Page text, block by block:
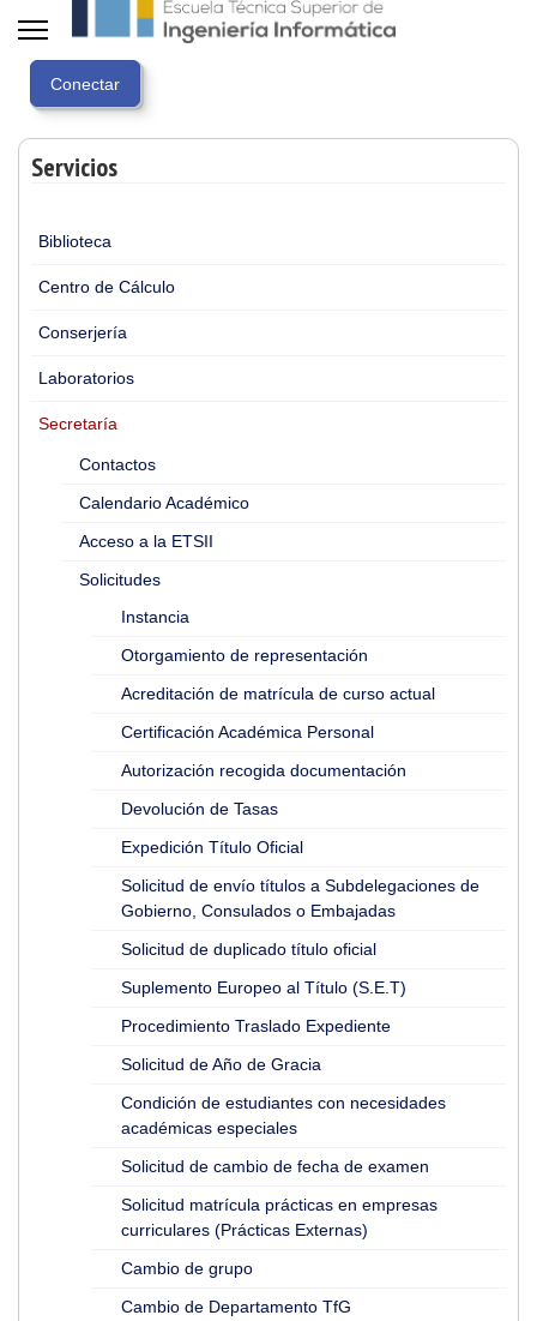
Servicios
Biblioteca
Centro de Cálculo
Conserjería
Laboratorios
Secretaría
Contactos
Calendario Académico
Acceso a la ETSII
Solicitudes
Instancia
Otorgamiento de representación
Acreditación de matrícula de curso actual
Certificación Académica Personal
Autorización recogida documentación
Devolución de Tasas
Expedición Título Oficial
Solicitud de envío títulos a Subdelegaciones de
Gobierno, Consulados o Embajadas
Solicitud de duplicado título oficial
Suplemento Europeo al Título (S.E.T)
Procedimiento Traslado Expediente
Solicitud de Año de Gracia
Condición de estudiantes con necesidades
académicas especiales
Solicitud de cambio de fecha de examen
Solicitud matrícula prácticas en empresas
curriculares (Prácticas Externas)
Cambio de grupo
Cambio de Departamento TfG